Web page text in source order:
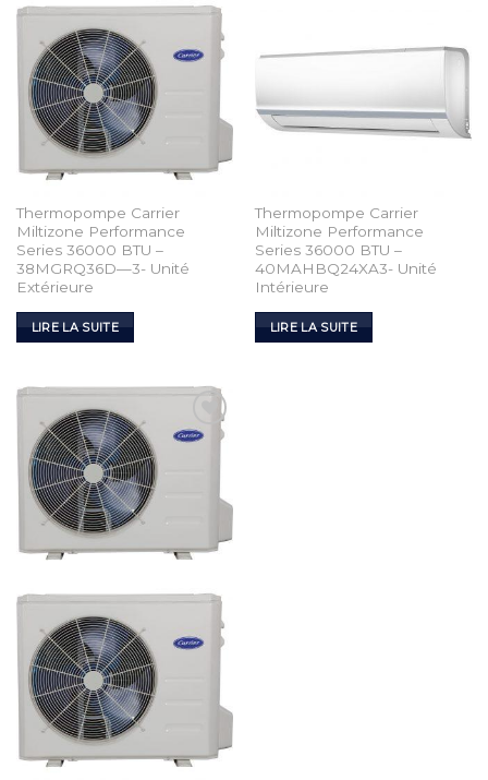
Thermopompe Carrier
Miltizone Performance
Series 36000 BTU –
38MGRQ36D—3- Unité
Extérieure
LIRE LA SUITE
Thermopompe Carrier
Miltizone Performance
Series 36000 BTU –
40MAHBQ24XA3- Unité
Intérieure
LIRE LA SUITE
Add to